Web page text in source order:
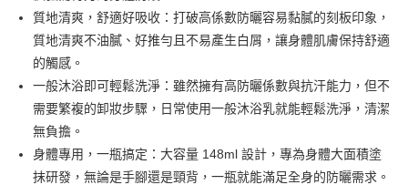
臺灣中小企業銀行
台中商業銀行
匯豐（台灣）商業銀行
華泰商業銀行
聯邦商業銀行
遠東國際商業銀行
元大商業銀行
玉山商業銀行
星展（台灣）商業銀行
台新國際商業銀行
中國信託商業銀行
台灣樂天信用卡公司
國泰世華商業銀行
兆豐國際商業銀行
臺灣中小企業銀行
台中商業銀行
匯豐（台灣）商業銀行
聯邦商業銀行
遠東國際商業銀行
元大商業銀行
永豐商業銀行
玉山商業銀行
星展（台灣）商業銀行
台新國際商業銀行
台灣樂天信用卡公司
Apple Pay
街口支付
悠遊付
Google Pay
全盈+PAY
質地清爽，舒適好吸收：打破高係數防曬容易黏膩的刻板印象，
質地清爽不油膩、好推勻且不易產生白屑，讓身體肌膚保持舒適
的觸感。
一般沐浴即可輕鬆洗淨：雖然擁有高防曬係數與抗汗能力，但不
需要繁複的卸妝步驟，日常使用一般沐浴乳就能輕鬆洗淨，清潔
無負擔。
身體專用，一瓶搞定：大容量 148ml 設計，專為身體大面積塗
抹研發，無論是手腳還是頸背，一瓶就能滿足全身的防曬需求。